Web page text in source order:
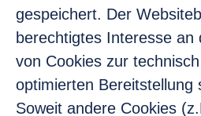
gespeichert. Der
berechtigtes Interesse an
von Cookies zur
optimierten Bereitstellung
Soweit andere Cookies